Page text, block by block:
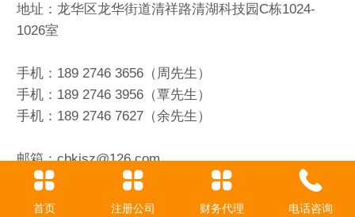
地址：龙华区龙华街道清祥路清湖科技园C栋1024-
1026室
手机：189 2746 3656（周先生）
手机：189 2746 3956（覃先生）
手机：189 2746 7627（余先生）
邮箱：cbkjsz@126.com
网址：www.chengxinweiben.cn
首页 注册公司 财务代理 电话咨询